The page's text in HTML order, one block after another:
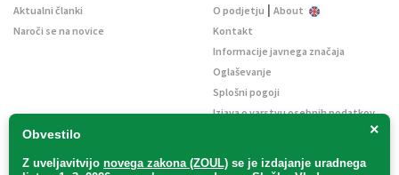
×
Obvestilo
Z uveljavitvijo novega zakona (ZOUL) se je izdajanje uradnega
Aktualni članki
Naroči se na novice
O podjetju | About
Kontakt
Informacije javnega značaja
Oglaševanje
Splošni pogoji
Izjava o varstvu osebnih podatkov